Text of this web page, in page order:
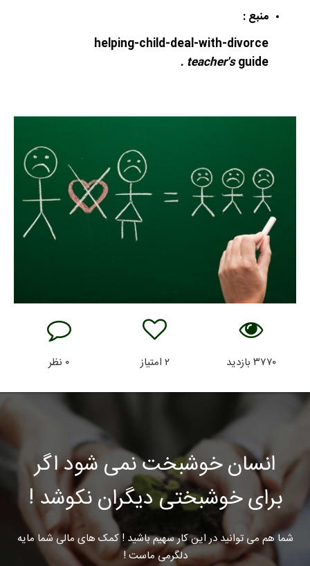
منبع :
helping-child-deal-with-divorce
. teacher'sguide
۳۷۷۰ بازدید ۲ امتیاز ۰ نظر
انسان خوشبخت نمی شود اگر
برای خوشبختی دیگران نکوشد !
شما هم می توانید در این کار سهیم باشید ! کمک های مالی شما مایه
دلگرمی ماست !